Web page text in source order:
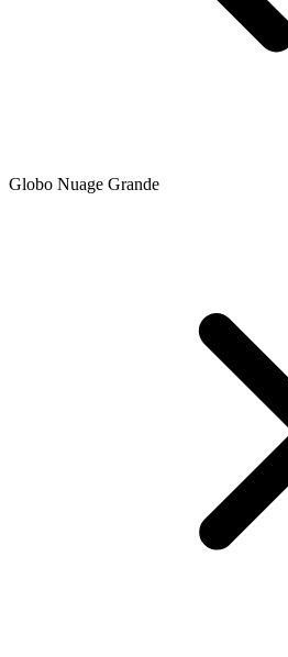
Globo Nuage Grande